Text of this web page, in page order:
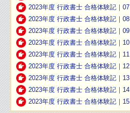
2023年度 行政書士 合格体験記｜07
2023年度 行政書士 合格体験記｜08
2023年度 行政書士 合格体験記｜09
2023年度 行政書士 合格体験記｜10
2023年度 行政書士 合格体験記｜11
2023年度 行政書士 合格体験記｜12
2023年度 行政書士 合格体験記｜13
2023年度 行政書士 合格体験記｜14
2023年度 行政書士 合格体験記｜15